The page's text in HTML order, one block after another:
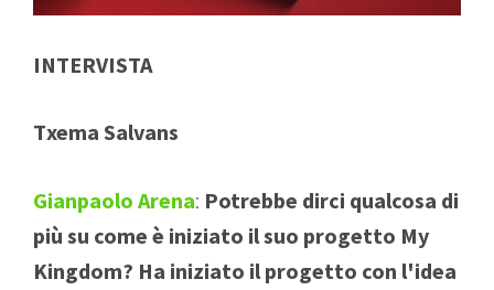
INTERVISTA
Txema Salvans
Gianpaolo Arena: Potrebbe dirci qualcosa di
più su come è iniziato il suo progetto My
Kingdom? Ha iniziato il progetto con l'idea